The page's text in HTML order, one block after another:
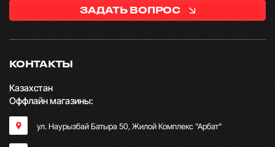
КОНТАКТЫ
Казахстан
Оффлайн магазины:
ул. Наурызбай Батыра 50, Жилой Комплекс "Арбат"
ЗАДАТЬ ВОПРОС